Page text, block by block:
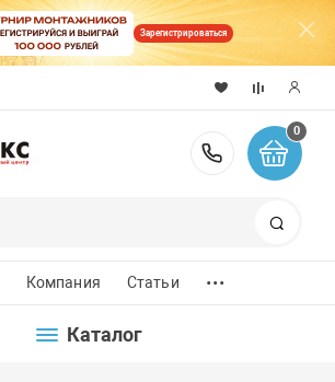
Зарегистрироваться
8 (800)
0
Компания Статьи ...
Каталог